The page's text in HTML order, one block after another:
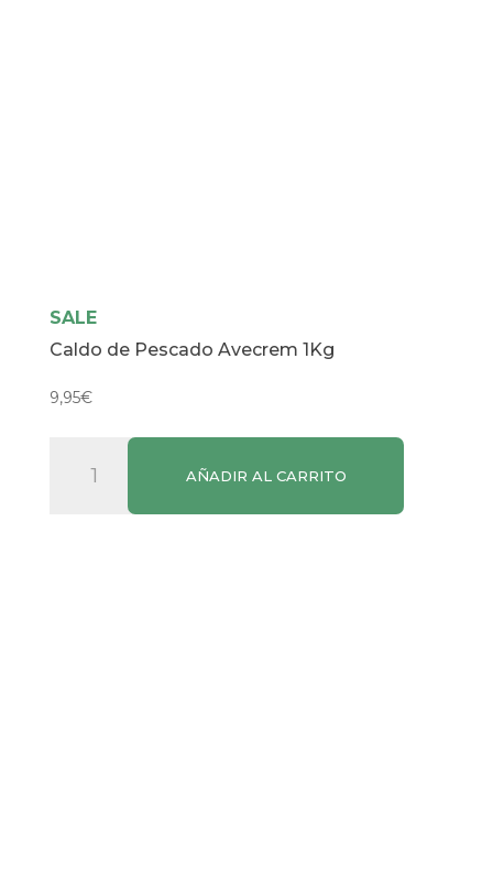
SALE
Caldo de Pescado Avecrem 1Kg
9,95€
AÑADIR AL CARRITO